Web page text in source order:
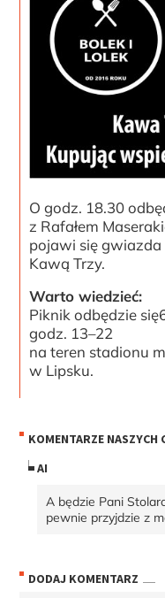
O godz. 18.30
z Rafałem
pojawi się gwiazda
Kawą Trzy.
Warto wiedzieć:
Piknik odbędzie
godz. 13–22
na teren stadionu
w Lipsku.
KOMENTARZE NASZYCH
AI
A będzie Pani
pewnie przyjdzie z
DODAJ KOMENTARZ